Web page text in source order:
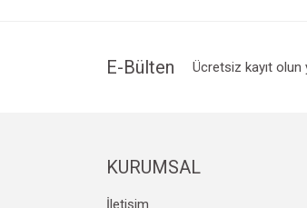
E-Bülten Ücretsiz kayıt
KURUMSAL
İletişim